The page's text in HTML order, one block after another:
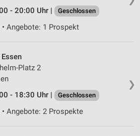
- 20:00 Uhr | Geschlossen
Angebote: 1 Prospekt
❯
Platz 2
- 18:30 Uhr |
Geschlossen
Angebote: 2 Prospekte